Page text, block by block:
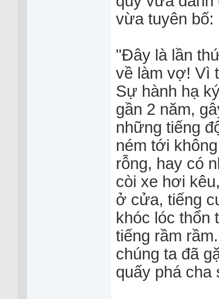
vừa tuyên bố:
"Đây là lần
về làm vợ! Vì
Sự hành hạ
gần 2 năm,
những tiếng
ném tới
rỗng, hay có
còi xe hơi
ở cửa, tiếng
khóc lóc thổn
tiếng rầm
chúng ta đã
quấy phá cha